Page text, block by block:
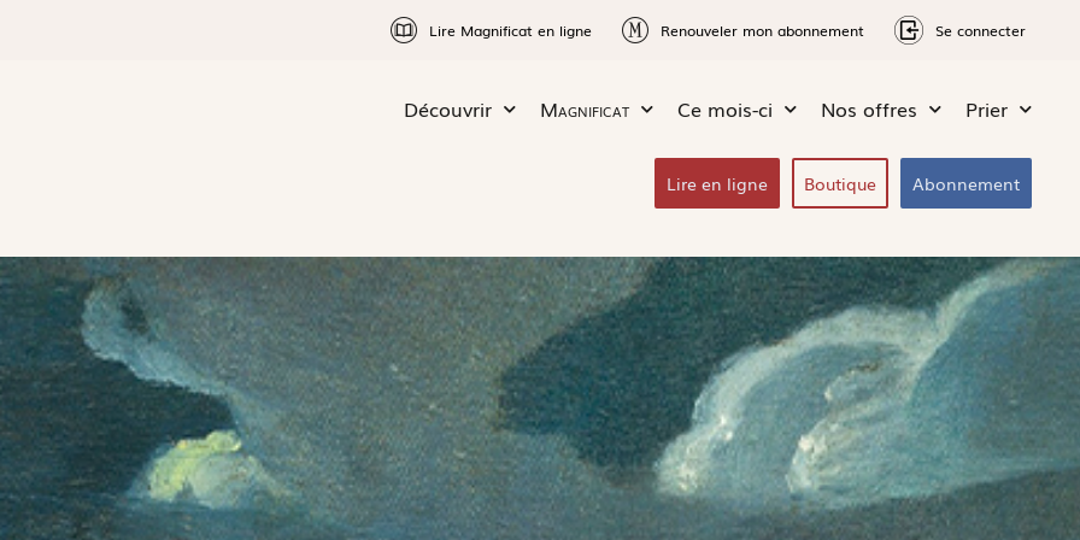
Lire Magnificat en ligne Renouveler mon abonnement Se connecter
Découvrir Magnificat Ce mois-ci Nos offres Prier
Lire en ligne Boutique Abonnement